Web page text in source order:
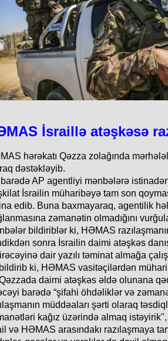
İsraillə atəşkəsə
hərəkatı Qəzza zolağında
dəstəkləyib.
AP agentliyi mənbələrə
İsrailin müharibəyə tam son
edib. Buna baxmayaraq, agentilik
zəmanətin olmadığını
bildiriblər ki, HƏMAS
sonra İsrailin daimi atəşkəs
dair yazılı təminat almağa
ki, HƏMAS vasitəçilərdən
daimi atəşkəs əldə olunana
barədə “şifahi öhdəliklər və
müddəaları şərti olaraq
kağız üzərində almaq
və HƏMAS arasındakı razılaşmaya